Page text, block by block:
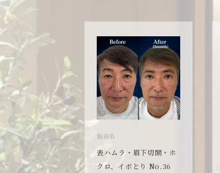
眉下切開・ホ
とり No.36
施術名
表ハムラ・眉下切開・ホ
クロ、イボとり No.36